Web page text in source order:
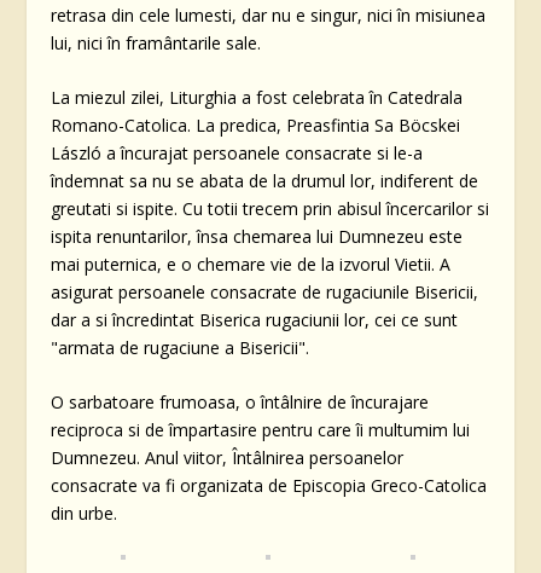
retrasa din cele lumesti, dar nu e singur, nici în misiunea
lui, nici în framântarile sale.
La miezul zilei, Liturghia a fost celebrata în Catedrala
Romano-Catolica. La predica, Preasfintia Sa Böcskei
László a încurajat persoanele consacrate si le-a
îndemnat sa nu se abata de la drumul lor, indiferent de
greutati si ispite. Cu totii trecem prin abisul încercarilor si
ispita renuntarilor, însa chemarea lui Dumnezeu este
mai puternica, e o chemare vie de la izvorul Vietii. A
asigurat persoanele consacrate de rugaciunile Bisericii,
dar a si încredintat Biserica rugaciunii lor, cei ce sunt
"armata de rugaciune a Bisericii".
O sarbatoare frumoasa, o întâlnire de încurajare
reciproca si de împartasire pentru care îi multumim lui
Dumnezeu. Anul viitor, Întâlnirea persoanelor
consacrate va fi organizata de Episcopia Greco-Catolica
din urbe.